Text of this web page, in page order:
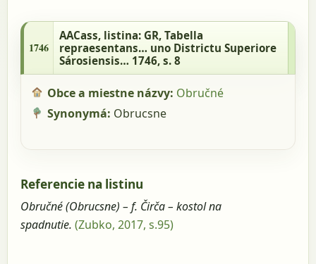
repraesentans… uno Districtu Superiore
Sárosiensis… 1746, s. 8
1746
AACass, listina: GR, Tabella
repraesentans… uno Districtu Superiore
Sárosiensis… 1746, s. 8
Obce a miestne názvy: Obručné
Synonymá: Obrucsne
Referencie na listinu
Obručné (Obrucsne) – f. Čirča – kostol na
spadnutie. (Zubko, 2017, s.95)